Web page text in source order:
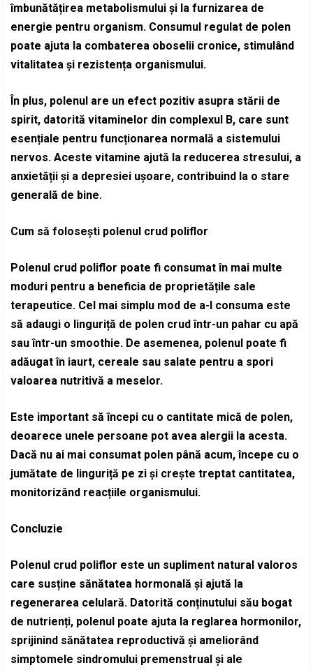
îmbunătățirea metabolismului și la furnizarea de
energie pentru organism. Consumul regulat de polen
poate ajuta la combaterea oboselii cronice, stimulând
vitalitatea și rezistența organismului.
În plus, polenul are un efect pozitiv asupra stării de
spirit, datorită vitaminelor din complexul B, care sunt
esențiale pentru funcționarea normală a sistemului
nervos. Aceste vitamine ajută la reducerea stresului, a
anxietății și a depresiei ușoare, contribuind la o stare
generală de bine.
Cum să folosești polenul crud poliflor
Polenul crud poliflor poate fi consumat în mai multe
moduri pentru a beneficia de proprietățile sale
terapeutice. Cel mai simplu mod de a-l consuma este
să adaugi o linguriță de polen crud într-un pahar cu apă
sau într-un smoothie. De asemenea, polenul poate fi
adăugat în iaurt, cereale sau salate pentru a spori
valoarea nutritivă a meselor.
Este important să începi cu o cantitate mică de polen,
deoarece unele persoane pot avea alergii la acesta.
Dacă nu ai mai consumat polen până acum, începe cu o
jumătate de linguriță pe zi și crește treptat cantitatea,
monitorizând reacțiile organismului.
Concluzie
Polenul crud poliflor este un supliment natural valoros
care susține sănătatea hormonală și ajută la
regenerarea celulară. Datorită conținutului său bogat
de nutrienți, polenul poate ajuta la reglarea hormonilor,
sprijinind sănătatea reproductivă și ameliorând
simptomele sindromului premenstrual și ale